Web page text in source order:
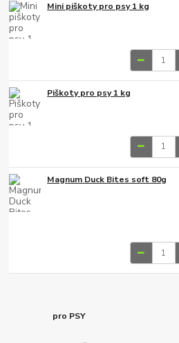
Mini piškoty pro psy 1 kg
Piškoty pro psy 1 kg
Magnum Duck Bites soft 80g
pro PSY